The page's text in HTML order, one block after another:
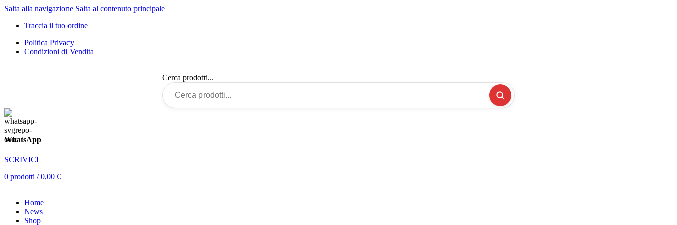
Salta alla navigazione Salta al contenuto principale
Traccia il tuo ordine
Politica Privacy
Condizioni di Vendita
Cerca prodotti...
WhatsApp
SCRIVICI
0 prodotti / 0,00 €
Home
News
Shop